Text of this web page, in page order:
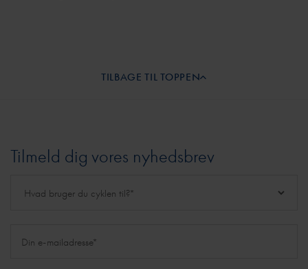
Tilmeld dig vores nyhedsbrev
TILBAGE TIL TOPPEN